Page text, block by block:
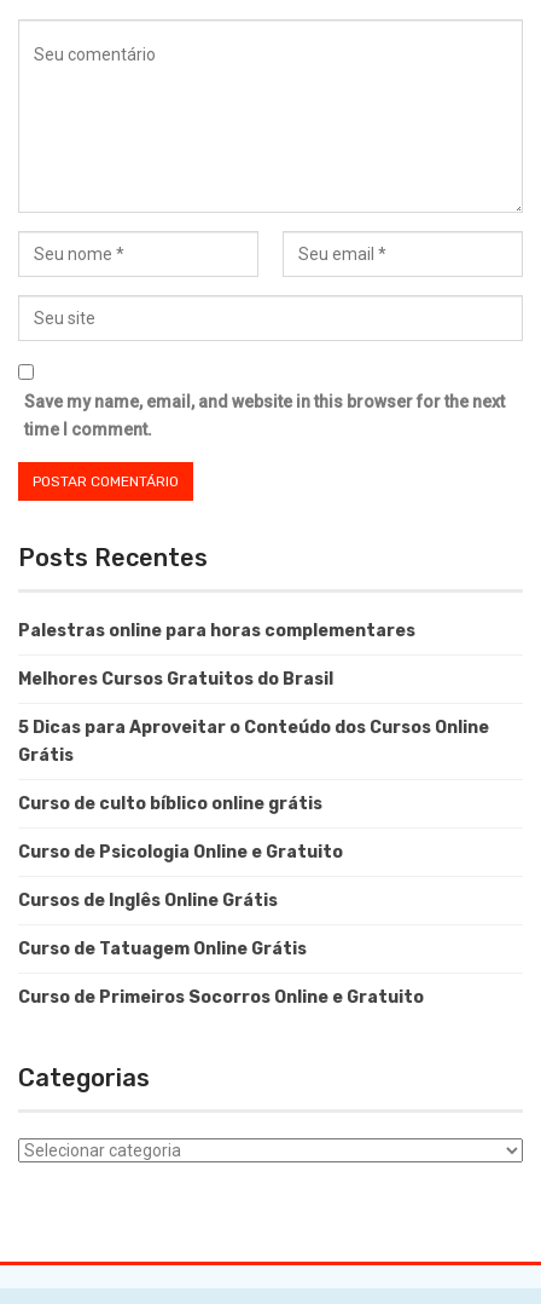
Save my name, email, and website in this browser for the next
time I comment.
Posts Recentes
Palestras online para horas complementares
Melhores Cursos Gratuitos do Brasil
5 Dicas para Aproveitar o Conteúdo dos Cursos Online
Grátis
Curso de culto bíblico online grátis
Curso de Psicologia Online e Gratuito
Cursos de Inglês Online Grátis
Curso de Tatuagem Online Grátis
Curso de Primeiros Socorros Online e Gratuito
Categorias
Categorias